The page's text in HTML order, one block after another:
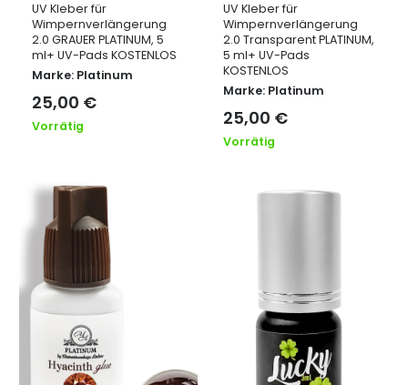
UV Kleber für
Wimpernverlängerung
2.0 GRAUER PLATINUM, 5
ml+ UV-Pads KOSTENLOS
Marke: Platinum
25,00 €
Vorrätig
UV Kleber für
Wimpernverlängerung
2.0 Transparent PLATINUM,
5 ml+ UV-Pads
KOSTENLOS
Marke: Platinum
25,00 €
Vorrätig